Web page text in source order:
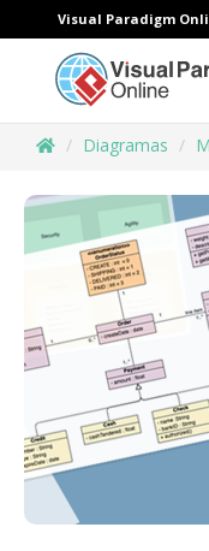
Visual Paradigm
Diagramas